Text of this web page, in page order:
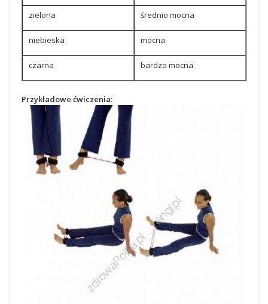
zielona średnio mocna
niebieska mocna
czarna bardzo mocna
Przykładowe ćwiczenia: